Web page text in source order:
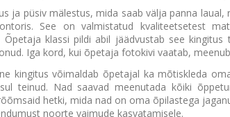
ja püsiv mälestus, mida saab välja panna
See on valmistatud kvaliteetsetest
Õpetaja klassi pildi abil jäädvustab see
Iga kord, kui õpetaja fotokivi vaatab,
kingitus võimaldab õpetajal ka mõtiskleda
teinud. Nad saavad meenutada kõiki
hetki, mida nad on oma õpilastega
noorte vaimude kasvatamisele.